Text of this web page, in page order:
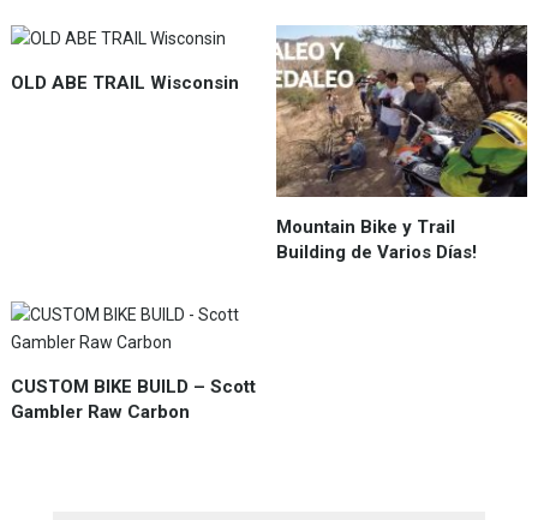
OLD ABE TRAIL Wisconsin
Mountain Bike y Trail
Building de Varios Días!
CUSTOM BIKE BUILD – Scott
Gambler Raw Carbon